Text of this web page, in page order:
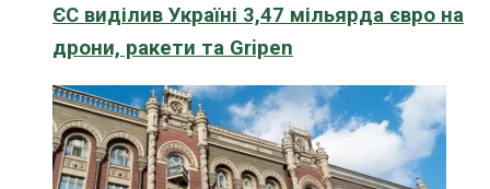
ЄС виділив Україні 3,47 мільярда євро на
дрони, ракети та Gripen